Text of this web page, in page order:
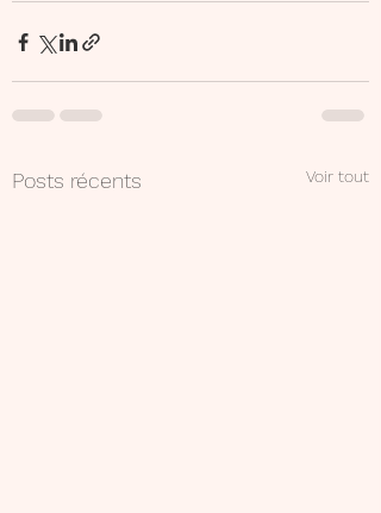
Posts récents Voir tout